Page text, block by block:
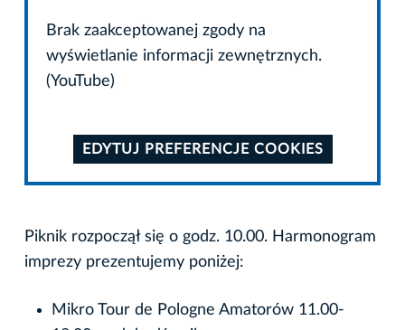
Brak zaakceptowanej zgody na
wyświetlanie informacji zewnętrznych.
(YouTube)
EDYTUJ PREFERENCJE COOKIES
Piknik rozpoczął się o godz. 10.00. Harmonogram
imprezy prezentujemy poniżej:
Mikro Tour de Pologne Amatorów 11.00-